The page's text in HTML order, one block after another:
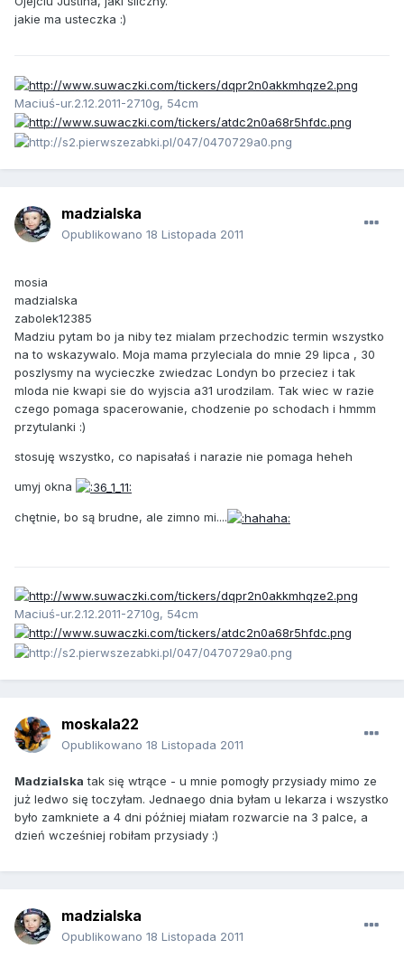
jakie ma usteczka :)
Maciuś-ur.2.12.2011-2710g, 54cm
madzialska
Opublikowano 18 Listopada 2011
mosia
madzialska
zabolek12385
Madziu pytam bo ja niby tez mialam przechodzic termin wszystko
na to wskazywalo. Moja mama przyleciala do mnie 29 lipca , 30
poszlysmy na wycieczke zwiedzac Londyn bo przeciez i tak
mloda nie kwapi sie do wyjscia a31 urodzilam. Tak wiec w razie
czego pomaga spacerowanie, chodzenie po schodach i hmmm
przytulanki :)
stosuję wszystko, co napisałaś i narazie nie pomaga heheh
umyj okna
chętnie, bo są brudne, ale zimno mi....
Maciuś-ur.2.12.2011-2710g, 54cm
moskala22
Opublikowano 18 Listopada 2011
Madzialska tak się wtrące - u mnie pomogły przysiady mimo ze
już ledwo się toczyłam. Jednaego dnia byłam u lekarza i wszystko
było zamkniete a 4 dni później miałam rozwarcie na 3 palce, a
dzień wcześniej robiłam przysiady :)
madzialska
Opublikowano 18 Listopada 2011